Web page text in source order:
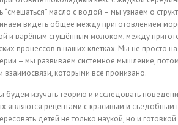
масло с водой – мы узнаем о
видеть общее между приготовлением
и варёным сгущённым молоком, между
процессов в наших клетках. Мы не просто
– мы развиваем системное мышление,
которыми всё пронизано.
будем изучать теорию и исследовать
являются рецептами с красивым и съедобным
детей не только наукой, но и готовкой